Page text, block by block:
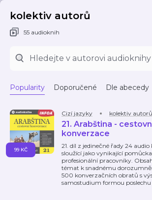
kolektiv autorů
55 audioknih
Popularity Doporučené Dle abecedy
Cizí jazyky kolektiv autorů
21. Arabština -
konverzace
21. díl z jedinečné řady 24 audio
sloužící jako vynikající
profesionální pracovníky.
témat k snadnému
500 konverzačních obratů s
samostudium formou poslechu
99 KČ